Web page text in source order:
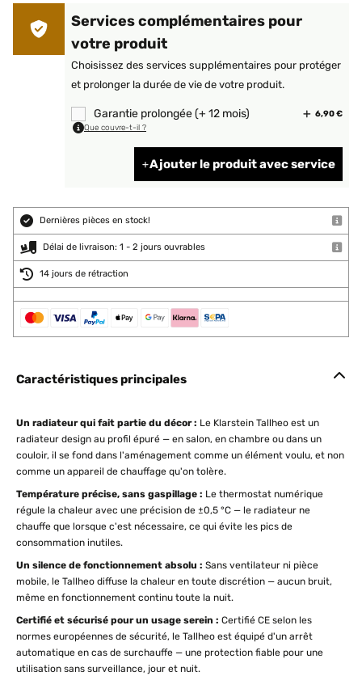
Services complémentaires pour
votre produit
Choisissez des services supplémentaires pour protéger
et prolonger la durée de vie de votre produit.
Garantie prolongée (+ 12 mois) 6,90 €
Que couvre-t-il ?
Ajouter le produit avec service
Dernières pièces en stock!
Délai de livraison: 1 - 2 jours ouvrables
14 jours de rétraction
Caractéristiques principales
Un radiateur qui fait partie du décor : Le Klarstein Tallheo est un
radiateur design au profil épuré — en salon, en chambre ou dans un
couloir, il se fond dans l'aménagement comme un élément voulu, et non
comme un appareil de chauffage qu'on tolère.
Température précise, sans gaspillage : Le thermostat numérique
régule la chaleur avec une précision de ±0,5 °C — le radiateur ne
chauffe que lorsque c'est nécessaire, ce qui évite les pics de
consommation inutiles.
Un silence de fonctionnement absolu : Sans ventilateur ni pièce
mobile, le Tallheo diffuse la chaleur en toute discrétion — aucun bruit,
même en fonctionnement continu toute la nuit.
Certifié et sécurisé pour un usage serein : Certifié CE selon les
normes européennes de sécurité, le Tallheo est équipé d'un arrêt
automatique en cas de surchauffe — une protection fiable pour une
utilisation sans surveillance, jour et nuit.